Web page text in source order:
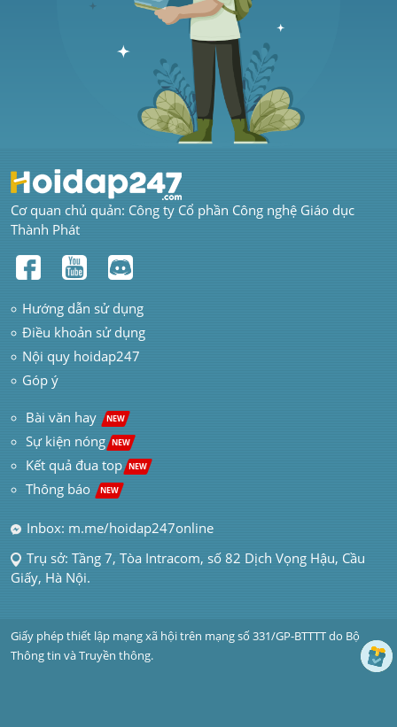
Cơ quan chủ quản: Công ty Cổ phần Công nghệ Giáo dục
Thành Phát
Hướng dẫn sử dụng
Điều khoản sử dụng
Nội quy hoidap247
Góp ý
Bài văn hay NEW
Sự kiện nóng NEW
Kết quả đua top NEW
Thông báo NEW
Inbox: m.me/hoidap247online
Trụ sở: Tầng 7, Tòa Intracom, số 82 Dịch Vọng Hậu, Cầu
Giấy, Hà Nội.
Giấy phép thiết lập mạng xã hội trên mạng số 331/GP-BTTTT do Bộ
Thông tin và Truyền thông.